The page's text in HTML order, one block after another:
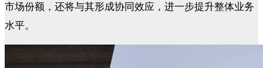
市场份额，还将与其形成协同效应，进一步提升整体业务
水平。